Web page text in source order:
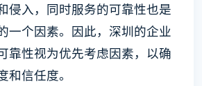
侵入，同时服务的可靠性也是
一个因素。因此，深圳的企业
靠性视为优先考虑因素，以确
和信任度。